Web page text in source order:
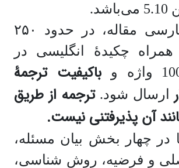
چکیدۀ فارسی مقاله، در حدود ۲۵۰
همراه چکیدۀ انگلیسی در
باکیفیت ترجمۀ
ارسال شود.ترجمه از طریق
آن پذیرفتنی نیست.
در چهار بخش بیان مسئله،
و فرضیه، روش شناسی،